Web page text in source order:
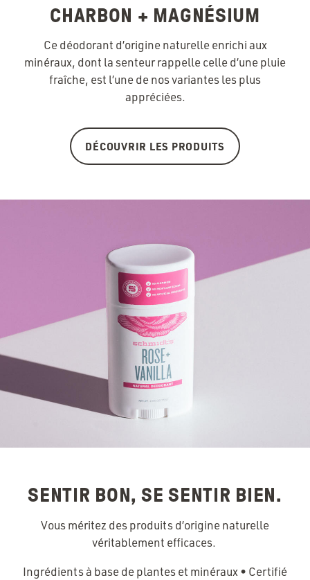
CHARBON + MAGNÉSIUM
Ce déodorant d’origine naturelle enrichi aux
minéraux, dont la senteur rappelle celle d’une pluie
fraîche, est l’une de nos variantes les plus
appréciées.
DÉCOUVRIR LES PRODUITS
SENTIR BON, SE SENTIR BIEN.
Vous méritez des produits d’origine naturelle
véritablement efficaces.
Ingrédients à base de plantes et minéraux • Certifié